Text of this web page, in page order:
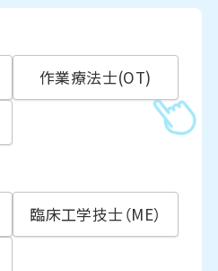
作業療法士(OT)
臨床工学技士（ME）